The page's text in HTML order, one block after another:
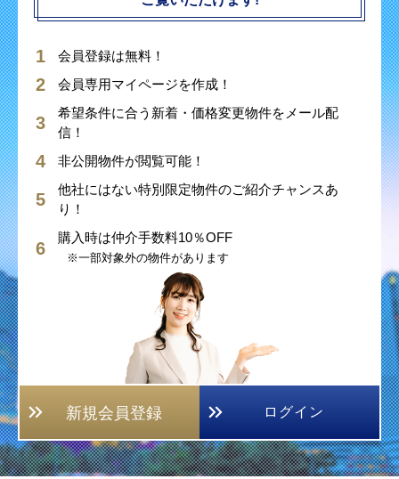
会員登録は無料！
会員専用マイページを作成！
希望条件に合う新着・価格変更物件をメール配
信！
非公開物件が閲覧可能！
他社にはない特別限定物件のご紹介チャンスあ
り！
購入時は仲介手数料10％OFF
※一部対象外の物件があります
新規会員登録 ログイン